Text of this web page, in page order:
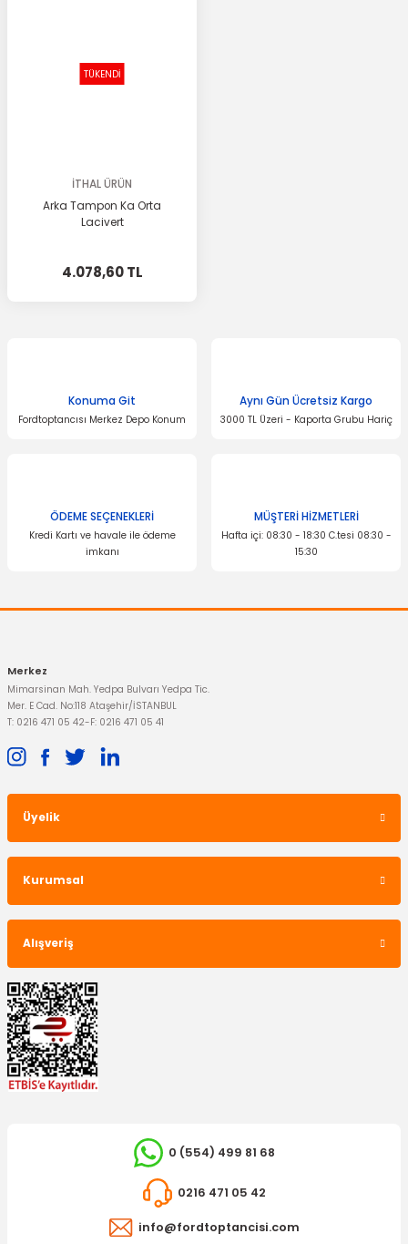
TÜKENDİ
İTHAL ÜRÜN
Arka Tampon Ka Orta
Lacivert
4.078,60 TL
Konuma Git
Fordtoptancısı Merkez Depo Konum
Aynı Gün Ücretsiz Kargo
3000 TL Üzeri - Kaporta Grubu Hariç
ÖDEME SEÇENEKLERİ
Kredi Kartı ve havale ile ödeme
imkanı
MÜŞTERİ HİZMETLERİ
Hafta içi: 08:30 - 18:30 C.tesi 08:30 -
15:30
Merkez
Mimarsinan Mah. Yedpa Bulvarı Yedpa Tic.
Mer. E Cad. No:118 Ataşehir/İSTANBUL
T: 0216 471 05 42-F: 0216 471 05 41
Üyelik
Kurumsal
Alışveriş
0 (554) 499 81 68
0216 471 05 42
info@fordtoptancisi.com